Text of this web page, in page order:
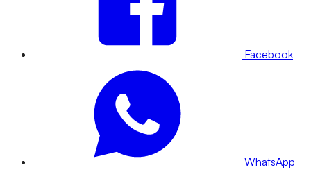
Facebook
WhatsApp